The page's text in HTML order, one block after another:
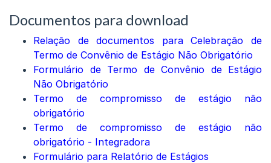
Documentos para download
Relação de documentos para Celebração de
Termo de Convênio de Estágio Não Obrigatório
Formulário de Termo de Convênio de Estágio
Não Obrigatório
Termo de compromisso de estágio não
obrigatório
Termo de compromisso de estágio não
obrigatório - Integradora
Formulário para Relatório de Estágios